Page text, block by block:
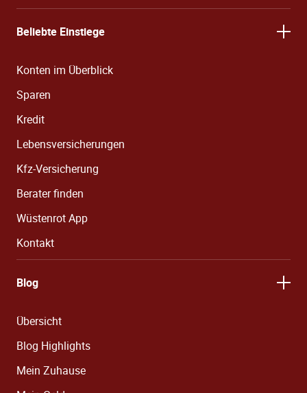
Beliebte Einstiege
Konten im Überblick
Sparen
Kredit
Lebensversicherungen
Kfz-Versicherung
Berater finden
Wüstenrot App
Kontakt
Blog
Übersicht
Blog Highlights
Mein Zuhause